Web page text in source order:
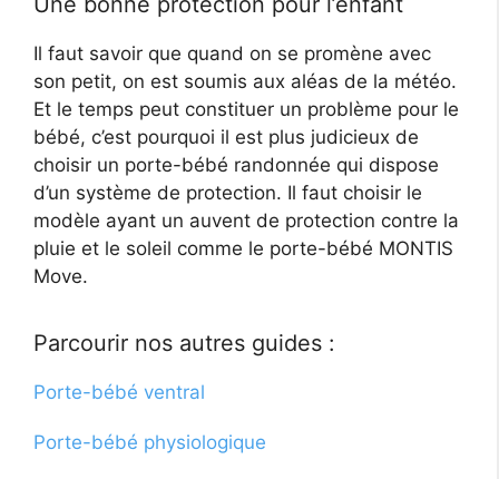
Il faut savoir que quand on se promène avec
son petit, on est soumis aux aléas de la météo.
Et le temps peut constituer un problème pour le
bébé, c’est pourquoi il est plus judicieux de
choisir un porte-bébé randonnée qui dispose
d’un système de protection. Il faut choisir le
modèle ayant un auvent de protection contre la
pluie et le soleil comme le porte-bébé MONTIS
Move.
Parcourir nos autres guides :
Porte-bébé ventral
Porte-bébé physiologique